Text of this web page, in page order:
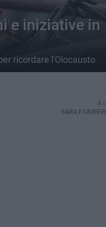
e iniziative in
ricordare l'Olocausto
A
SARA